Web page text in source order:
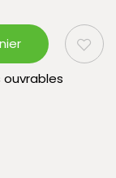
ouvrables